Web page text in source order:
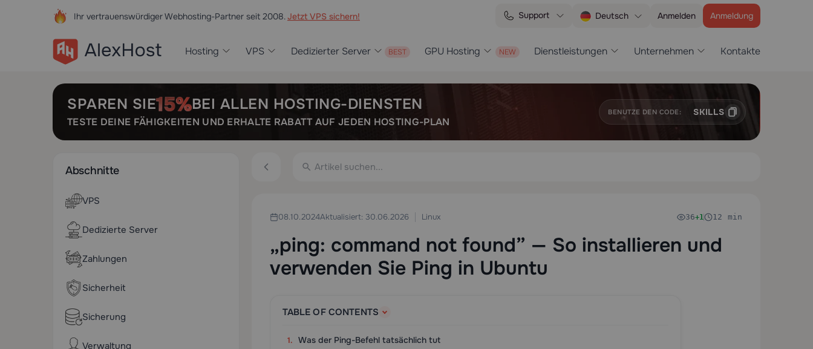
Ihr vertrauenswürdiger Webhosting-Partner seit 2008.Jetzt VPS sichern! Support Deutsch Anmelden Anmeldung
Hosting VPS Dedizierter Server GPU Hosting Dienstleistungen Unternehmen Kontakte
SPAREN SIE BEI ALLEN HOSTING-DIENSTEN
TESTE DEINE FÄHIGKEITEN UND ERHALTE RABATT AUF JEDEN HOSTING-PLAN
BENUTZE DEN CODE: SKILLS
Abschnitte
VPS
Dedizierte Server
Zahlungen
Sicherheit
Sicherung
Verwaltung
08.10.2024Aktualisiert: 30.06.2026 Linux 36+1 12 min
„ping: command not found” — So installieren und
verwenden Sie Ping in Ubuntu
TABLE OF CONTENTS
Was der Ping-Befehl tatsächlich tut